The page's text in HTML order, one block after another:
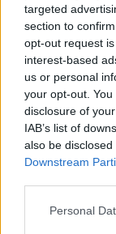
targeted
section to
opt-out request
interest-based
us or personal
your opt-out.
disclosure of
IAB’s list of
also be
Downstream
Personal
εκλογών σε 481
Σερρών, ΠΑΣΟΚ
τρεις
Συγκεκριμένα,
Θεόφιλος
Αναστάσιος
Τσαρουχά με
Καραμανλής.
Πρώτος σε